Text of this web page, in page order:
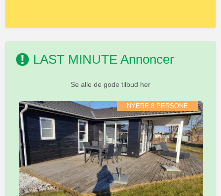
LAST MINUTE Annoncer
Se alle de gode tilbud her
NYERE 8 PERSONE